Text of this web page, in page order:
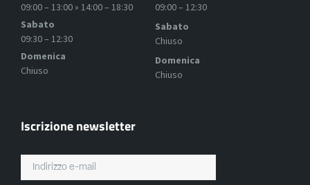
09:00 – 13:00 » 14:00 – 18:30
Sabato
09:30 – 12:30
Domenica
Chiuso
09:00 – 12:30
Sabato
Chiuso
Domenica
Chiuso
Iscrizione newsletter